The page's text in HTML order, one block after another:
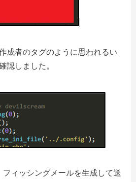
成者のタグのように思われるい
認しました。
ィッシングメールを生成して送